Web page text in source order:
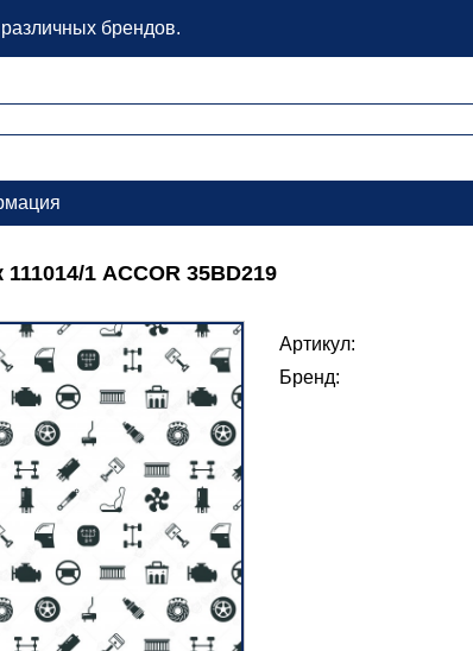
брендов.
1 ACCOR 35BD219
Артикул:
Бренд: